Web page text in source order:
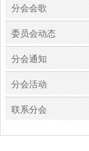
分会会歌
委员会动态
分会通知
分会活动
联系分会